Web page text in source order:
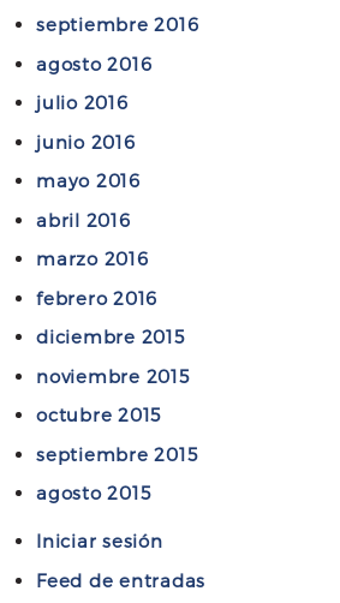
septiembre 2016
agosto 2016
julio 2016
junio 2016
mayo 2016
abril 2016
marzo 2016
febrero 2016
diciembre 2015
noviembre 2015
octubre 2015
septiembre 2015
agosto 2015
Iniciar sesión
Feed de entradas